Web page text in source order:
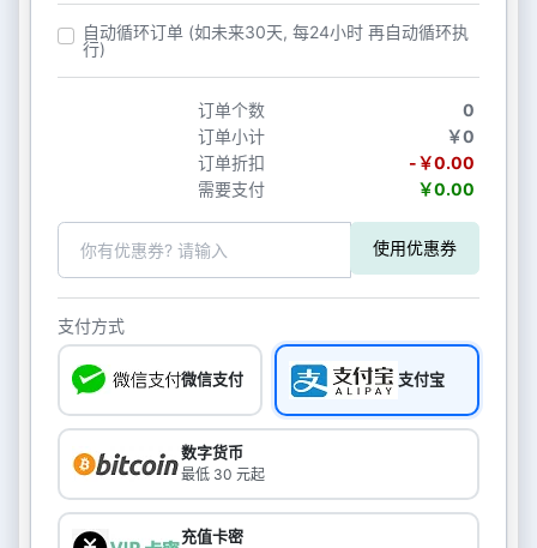
自动循环订单 (如未来30天, 每24小时 再自动循环执
行)
订单个数
0
订单小计
￥0
订单折扣
-￥0.00
需要支付
￥0.00
使用优惠券
支付方式
微信支付 支付宝
数字货币
最低 30 元起
充值卡密